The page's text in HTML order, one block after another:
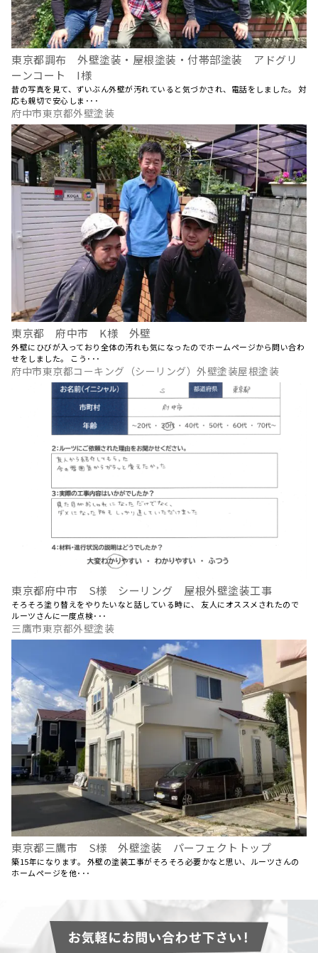
東京都調布 外壁塗装・屋根塗装・付帯部塗装 アドグリ
ーンコート I様
昔の写真を見て、ずいぶん外壁が汚れていると気づかされ、電話をしました。 対
応も親切で安心しま･･･
府中市東京都外壁塗装
東京都 府中市 K様 外壁
外壁にひびが入っており全体の汚れも気になったのでホームページから問い合わ
せをしました。 こう･･･
府中市東京都コーキング（シーリング）外壁塗装屋根塗装
東京都府中市 S様 シーリング 屋根外壁塗装工事
そろそろ塗り替えをやりたいなと話している時に、 友人にオススメされたので
ルーツさんに一度点検･･･
三鷹市東京都外壁塗装
東京都三鷹市 S様 外壁塗装 パーフェクトトップ
築15年になります。 外壁の塗装工事がそろそろ必要かなと思い、ルーツさんの
ホームページを他･･･